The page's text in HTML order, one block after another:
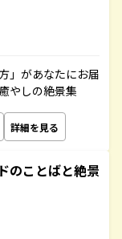
」があなたにお届
やしの絶景集
詳細を見る
のことばと絶景